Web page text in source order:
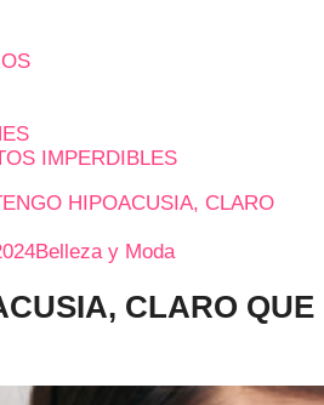
IMPERDIBLES
HIPOACUSIA, CLARO
Belleza y Moda
CLARO QUE